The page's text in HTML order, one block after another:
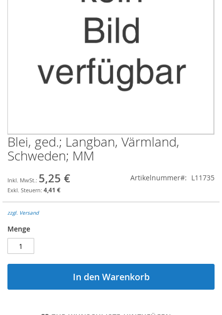
Zum
Anfang
der
springen
Blei, ged.; Langban, Värmland,
Schweden; MM
5,25 €
4,41 €
Artikelnummer L11735
zzgl. Versand
Menge
In den Warenkorb